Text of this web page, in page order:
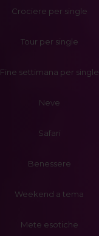
Crociere per single
Tour per single
Fine settimana per single
Neve
Safari
Benessere
Weekend a tema
Mete esotiche